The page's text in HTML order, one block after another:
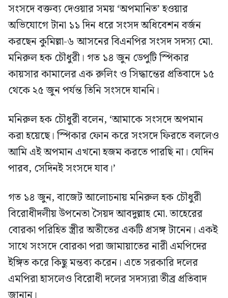
সংসদে বক্তব্য দেওয়ার সময় ‘অপমানিত’ হওয়ার
অভিযোগে টানা ১১ দিন ধরে সংসদ অধিবেশন বর্জন
করছেন কুমিল্লা-৬ আসনের বিএনপির সংসদ সদস্য মো.
মনিরুল হক চৌধুরী। গত ১৪ জুন ডেপুটি স্পিকার
কায়সার কামালের এক রুলিং ও সিদ্ধান্তের প্রতিবাদে ১৫
থেকে ২৫ জুন পর্যন্ত তিনি সংসদে যাননি।
মনিরুল হক চৌধুরী বলেন, ‘আমাকে সংসদে অপমান
করা হয়েছে। স্পিকার ফোন করে সংসদে ফিরতে বললেও
আমি এই অপমান এখনো হজম করতে পারছি না। যেদিন
পারব, সেদিনই সংসদে যাব।’
গত ১৪ জুন, বাজেট আলোচনায় মনিরুল হক চৌধুরী
বিরোধীদলীয় উপনেতা সৈয়দ আবদুল্লাহ মো. তাহেরের
বোরকা পরিহিত স্ত্রীর অতীতের একটি প্রসঙ্গ টানেন। একই
সাথে সংসদে বোরকা পরা জামায়াতের নারী এমপিদের
ইঙ্গিত করে কিছু মন্তব্য করেন। এতে সরকারি দলের
এমপিরা হাসলেও বিরোধী দলের সদস্যরা তীব্র প্রতিবাদ